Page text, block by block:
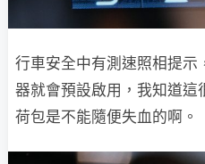
行車安全中有測速照相提示
器就會預設啟用，我知道這
荷包是不能隨便失血的啊。